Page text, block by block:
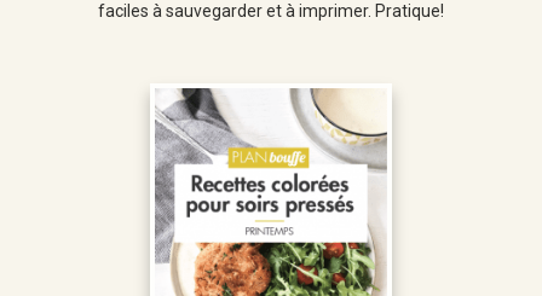
faciles à sauvegarder et à imprimer. Pratique!